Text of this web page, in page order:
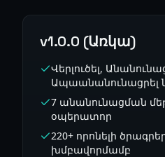
v1.0.0 (Առկա)
Վերլուծել,
Ապաանանունացրել
7 անանունացման
օպերատոր
220+ որոնելի
խմբավորմամբ